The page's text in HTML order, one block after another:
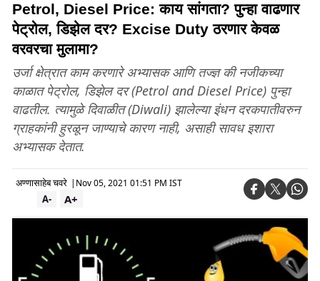
Petrol, Diesel Price: काय सांगता? पुन्हा वाढणार
पेट्रोल, डिझेल दर? Excise Duty ठरणार केवळ
वरवरचा मुलामा?
उर्जा क्षेत्रात काम करणारे अभ्यासक आणि तज्ज्ञ की नजीकच्या
काळात पेट्रोल, डिझेल दर (Petrol and Diesel Price) पुन्हा
वाढतील. त्यामुळे दिवाळीत (Diwali) झालेल्या इंधन दरकपातीवरुन
ग्राहकांनी हुरळून जाण्याचे कारण नाही, असाही सावध इशारा
अभ्यासक देतात.
अण्णासाहेब चवरे | Nov 05, 2021 01:51 PM IST
A+
A-